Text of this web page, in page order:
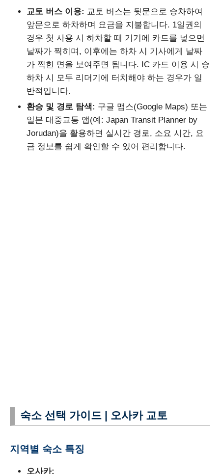
교토 버스 이용: 교토 버스는 뒷문으로 승차하여
앞문으로 하차하며 요금을 지불합니다. 1일권의
경우 첫 사용 시 하차할 때 기기에 카드를 넣으면
날짜가 찍히며, 이후에는 하차 시 기사에게 날짜
가 찍힌 면을 보여주면 됩니다. IC 카드 이용 시 승
하차 시 모두 리더기에 터치해야 하는 경우가 일
반적입니다.
환승 및 경로 탐색: 구글 맵스(Google Maps) 또는
일본 대중교통 앱(예: Japan Transit Planner by
Jorudan)을 활용하면 실시간 경로, 소요 시간, 요
금 정보를 쉽게 확인할 수 있어 편리합니다.
숙소 선택 가이드 | 오사카 교토
지역별 숙소 특징
오사카: